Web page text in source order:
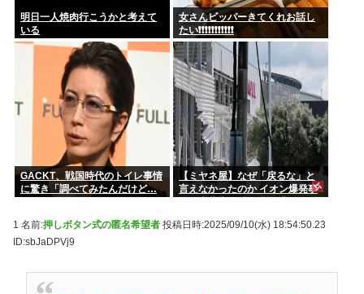
明日一人焼肉行こうかと考えて
いる
女さんビッパーきてくれお話し
たい❗❗❗❗❗❗❗❗❗❗❗
GACKT、戦国時代のトイレ事情
に驚き「調べてみたんだけど…
【ミヤネ屋】なぜ「戻るな」と
言えなかったのか イオン爆発事
1 名前:押しボタン式の匿名希望者 投稿日時:2025/09/10(水) 18:54:50.23
ID:sbJaDPVj9